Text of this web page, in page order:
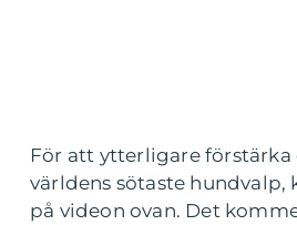
För att ytterligare förstärka
världens sötaste hundvalp,
på videon ovan. Det